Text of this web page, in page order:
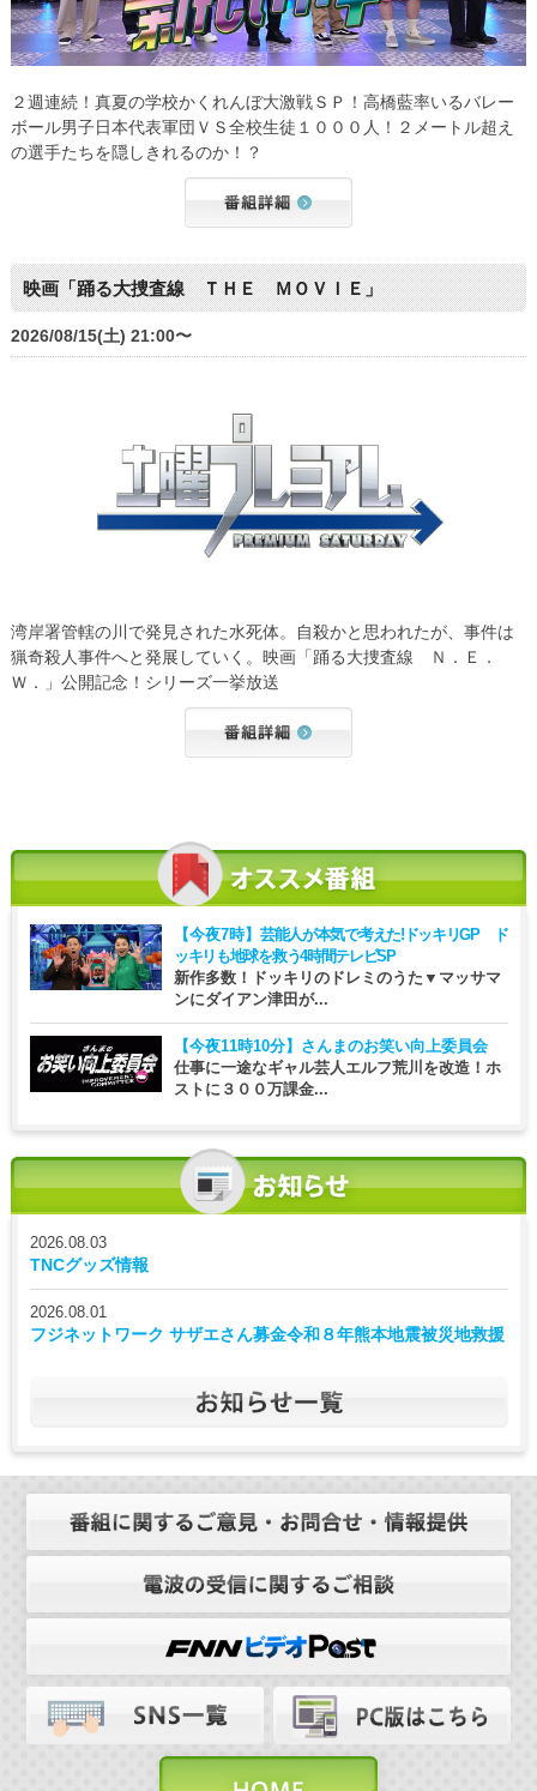
２週連続！真夏の学校かくれんぼ大激戦ＳＰ！高橋藍率いるバレー
ボール男子日本代表軍団ＶＳ全校生徒１０００人！２メートル超え
の選手たちを隠しきれるのか！？
映画「踊る大捜査線 ＴＨＥ ＭＯＶＩＥ」
2026/08/15(土) 21:00〜
湾岸署管轄の川で発見された水死体。自殺かと思われたが、事件は
猟奇殺人事件へと発展していく。映画「踊る大捜査線 Ｎ．Ｅ．
Ｗ．」公開記念！シリーズ一挙放送
【今夜7時】 芸能人が本気で考えた!ドッキリGP ド
ッキリも地球を救う4時間テレビSP
新作多数！ドッキリのドレミのうた▼マッサマ
ンにダイアン津田が...
【今夜11時10分】 さんまのお笑い向上委員会
仕事に一途なギャル芸人エルフ荒川を改造！ホ
ストに３００万課金...
2026.08.03
TNCグッズ情報
2026.08.01
フジネットワーク サザエさん募金令和８年熊本地震被災地救援